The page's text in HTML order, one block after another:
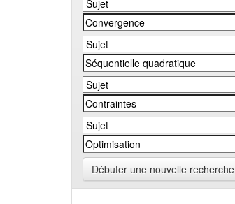
Débuter une nouvelle recherche